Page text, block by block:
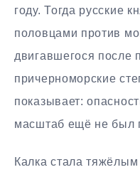
году. Тогда русские
половцами против
двигавшегося после
причерноморские
показывает:
масштаб ещё не был
Калка стала